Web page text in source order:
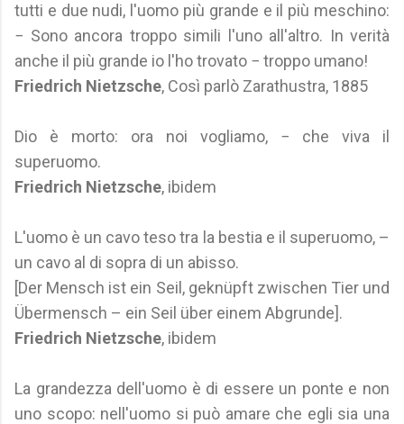
tutti e due nudi, l'uomo più grande e il più meschino:
− Sono ancora troppo simili l'uno all'altro. In verità
anche il più grande io l'ho trovato − troppo umano!
Friedrich Nietzsche, Così parlò Zarathustra, 1885
Dio è morto: ora noi vogliamo, − che viva il
superuomo.
Friedrich Nietzsche, ibidem
L'uomo è un cavo teso tra la bestia e il superuomo, –
un cavo al di sopra di un abisso.
[Der Mensch ist ein Seil, geknüpft zwischen Tier und
Übermensch – ein Seil über einem Abgrunde].
Friedrich Nietzsche, ibidem
La grandezza dell'uomo è di essere un ponte e non
uno scopo: nell'uomo si può amare che egli sia una